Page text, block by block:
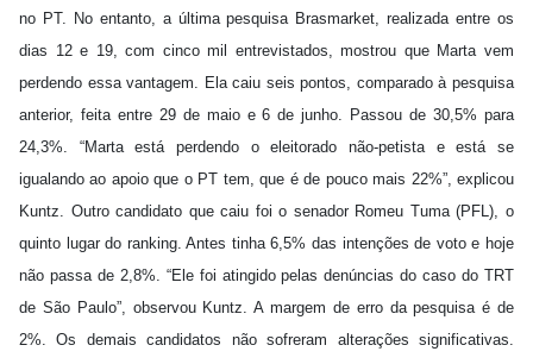
no PT. No entanto, a última pesquisa Brasmarket, realizada entre os
dias 12 e 19, com cinco mil entrevistados, mostrou que Marta vem
perdendo essa vantagem. Ela caiu seis pontos, comparado à pesquisa
anterior, feita entre 29 de maio e 6 de junho. Passou de 30,5% para
24,3%. “Marta está perdendo o eleitorado não-petista e está se
igualando ao apoio que o PT tem, que é de pouco mais 22%”, explicou
Kuntz. Outro candidato que caiu foi o senador Romeu Tuma (PFL), o
quinto lugar do ranking. Antes tinha 6,5% das intenções de voto e hoje
não passa de 2,8%. “Ele foi atingido pelas denúncias do caso do TRT
de São Paulo”, observou Kuntz. A margem de erro da pesquisa é de
2%. Os demais candidatos não sofreram alterações significativas.